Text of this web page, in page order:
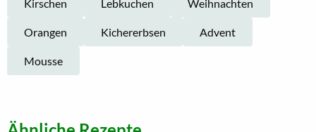
Kirschen Lebkuchen Weihnachten
Orangen Kichererbsen Advent
Mousse